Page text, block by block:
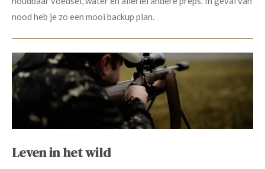
nood heb je zo een mooi backup plan.
Leven in het wild